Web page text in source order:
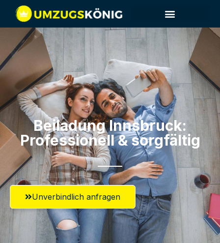
Beiladung Innsbruck:
Professionell & sorgfältig
Unverbindlich anfragen